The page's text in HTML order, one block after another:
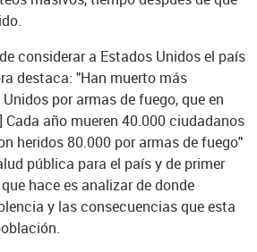
considerar a Estados Unidos el país
destaca: "Han muerto más
por armas de fuego, que en
Cada año mueren 40.000 ciudadanos
heridos 80.000 por armas de fuego"
pública para el país y de primer
hace es analizar de donde
y las consecuencias que esta